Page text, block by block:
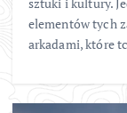
elementów tych
arkadami, które